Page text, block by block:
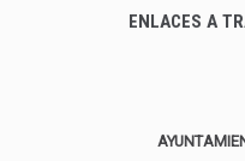
ENLACES A